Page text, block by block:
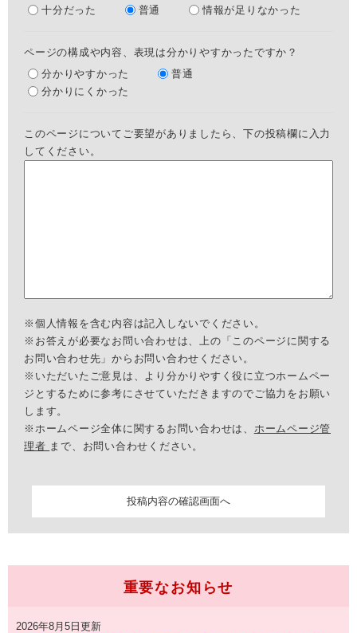
十分だった
普通 情報が足りなかった
ページの構成や内容、表現は分かりやすかったですか？
分かりやすかった
普通
分かりにくかった
このページについてご要望がありましたら、下の投稿欄に入力
してください。
※個人情報を含む内容は記入しないでください。
※お答えが必要なお問い合わせは、上の「このページに関する
お問い合わせ先」からお問い合わせください。
※いただいたご意見は、より分かりやすく役に立つホームペー
ジとするために参考にさせていただきますのでご協力をお願い
します。
※ホームページ全体に関するお問い合わせは、 ホームページ管
理者 まで、お問い合わせください。
重要なお知らせ
2026年8月5日更新